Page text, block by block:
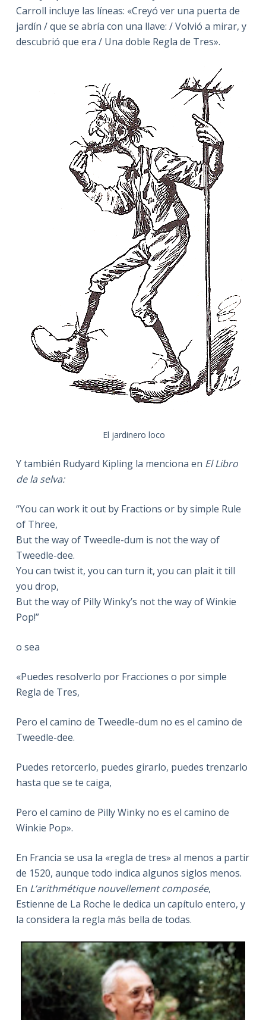
Carroll incluye las líneas: «Creyó ver una puerta de
jardín / que se abría con una llave: / Volvió a mirar, y
descubrió que era / Una doble Regla de Tres».
El jardinero loco
Y también Rudyard Kipling la menciona en El Libro
de la selva:
“You can work it out by Fractions or by simple Rule
of Three,
But the way of Tweedle-dum is not the way of
Tweedle-dee.
You can twist it, you can turn it, you can plait it till
you drop,
But the way of Pilly Winky’s not the way of Winkie
Pop!”
o sea
«Puedes resolverlo por Fracciones o por simple
Regla de Tres,
Pero el camino de Tweedle-dum no es el camino de
Tweedle-dee.
Puedes retorcerlo, puedes girarlo, puedes trenzarlo
hasta que se te caiga,
Pero el camino de Pilly Winky no es el camino de
Winkie Pop».
En Francia se usa la «regla de tres» al menos a partir
de 1520, aunque todo indica algunos siglos menos.
En L’arithmétique nouvellement composée,
Estienne de La Roche le dedica un capítulo entero, y
la considera la regla más bella de todas.